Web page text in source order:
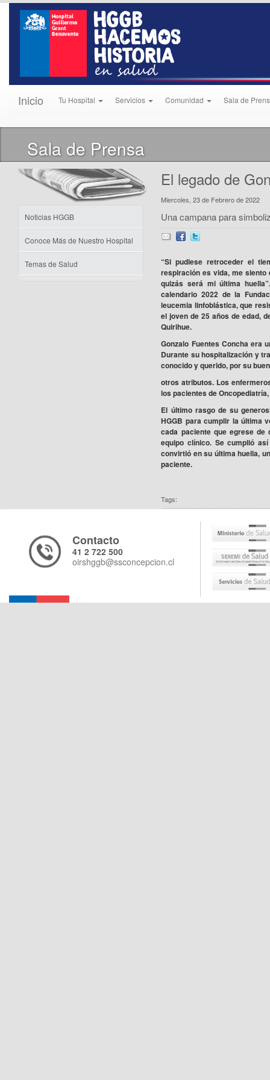
Inicio Tu Hospital Servicios Comunidad Sala de
Sala de Prensa
Noticias HGGB
Conoce Más de Nuestro Hospital
Temas de Salud
El legado de
Miercoles, 23 de Febrero de 2022
Una campana para
“Si pudiese retroceder el
respiración es vida, me siento
quizás será mi última
calendario 2022 de la
leucemia linfoblástica, que
el joven de 25 años de edad,
Quirihue.
Gonzalo Fuentes Concha era
Durante su hospitalización y
conocido y querido, por su
otros atributos. Los
los pacientes de
El último rasgo de su
HGGB para cumplir la última
cada paciente que egrese
equipo clínico. Se cumplió
convirtió en su última huella,
paciente.
Tags:
Contacto
41 2 722 500
oirshggb@ssconcepcion.cl